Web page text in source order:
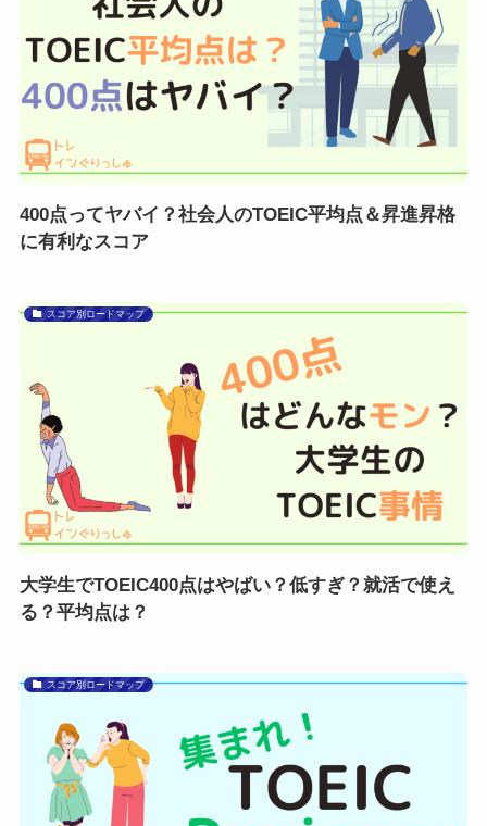
400点ってヤバイ？社会人のTOEIC平均点＆昇進昇格
に有利なスコア
スコア別ロードマップ
大学生でTOEIC400点はやばい？低すぎ？就活で使え
る？平均点は？
スコア別ロードマップ